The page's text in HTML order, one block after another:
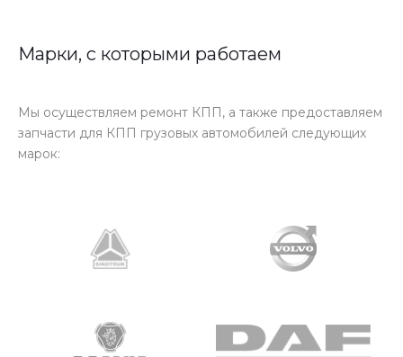
Марки, с которыми работаем
Мы осуществляем ремонт КПП, а также предоставляем
запчасти для КПП грузовых автомобилей следующих
марок: